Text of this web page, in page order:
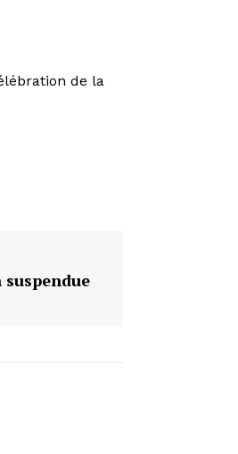
de la